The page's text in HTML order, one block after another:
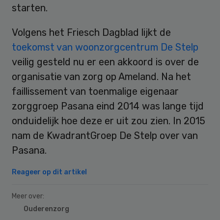
starten.
Volgens het Friesch Dagblad lijkt de
toekomst van woonzorgcentrum De Stelp
veilig gesteld nu er een akkoord is over de
organisatie van zorg op Ameland. Na het
faillissement van toenmalige eigenaar
zorggroep Pasana eind 2014 was lange tijd
onduidelijk hoe deze er uit zou zien. In 2015
nam de KwadrantGroep De Stelp over van
Pasana.
Reageer op dit artikel
Meer over:
Ouderenzorg